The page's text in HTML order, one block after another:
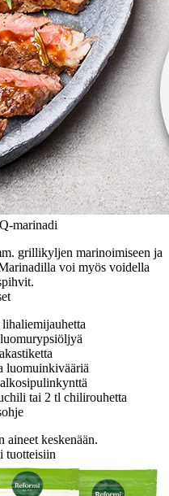
marinadi
grillikyljen marinoimiseen ja
voi myös voidella
luomuinkivääriä
tai 2 tl chilirouhetta
aineet keskenään.
tuotteisiin